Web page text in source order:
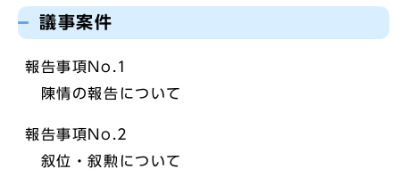
議事案件
報告事項No.1
陳情の報告について
報告事項No.2
叙位・叙勲について